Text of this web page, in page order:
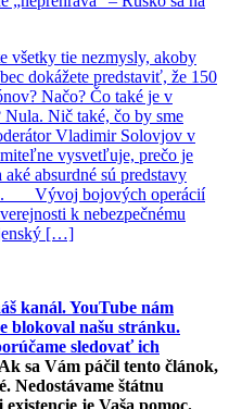
všetky tie nezmysly, akoby
dokážete predstaviť, že 150
Načo? Čo také je v
Nula. Nič také, čo by sme
Vladimir Solovjov v
vysvetľuje, prečo je
absurdné sú predstavy
Vývoj bojových operácií
k nebezpečnému
[…]
kanál. YouTube nám
blokoval našu stránku.
sledovať ich
sa Vám páčil tento článok,
Nedostávame štátnu
je Vaša pomoc.